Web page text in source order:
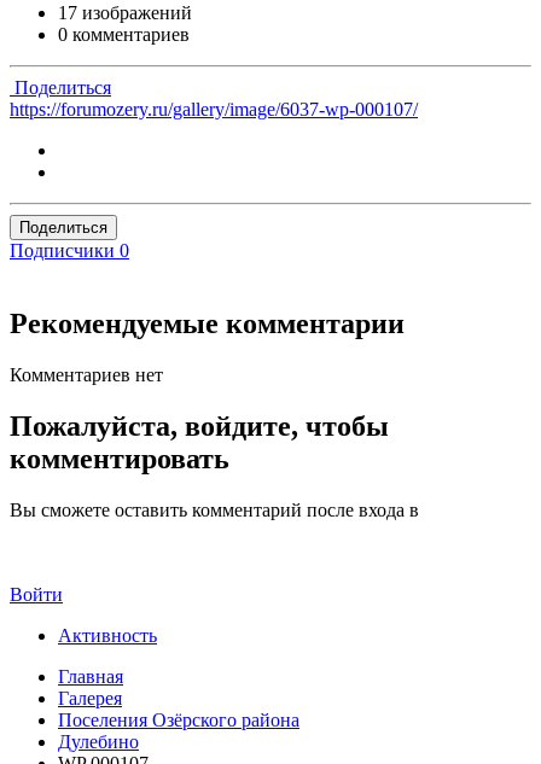
17 изображений
0 комментариев
Поделиться
https://forumozery.ru/gallery/image/6037-wp-000107/
Поделиться
Подписчики 0
Рекомендуемые комментарии
Комментариев нет
Пожалуйста, войдите, чтобы
комментировать
Вы сможете оставить комментарий после входа в
Войти
Активность
Главная
Галерея
Поселения Озёрского района
Дулебино